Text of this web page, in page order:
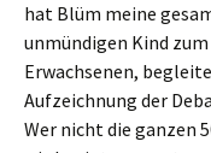
hat Blüm meine
unmündigen Kind
Erwachsenen,
Aufzeichnung der
Wer nicht die ganzen